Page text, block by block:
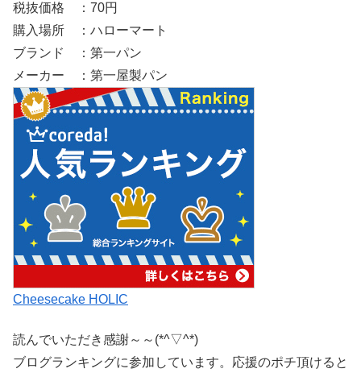
税抜価格 ：70円
購入場所 ：ハローマート
ブランド ：第一パン
メーカー ：第一屋製パン
Cheesecake HOLIC
読んでいただき感謝～～(*^▽^*)
ブログランキングに参加しています。応援のポチ頂けると